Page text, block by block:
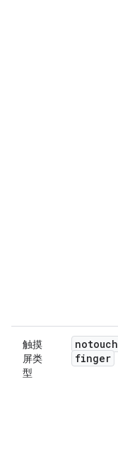
触摸
屏类
型
notouch
finger